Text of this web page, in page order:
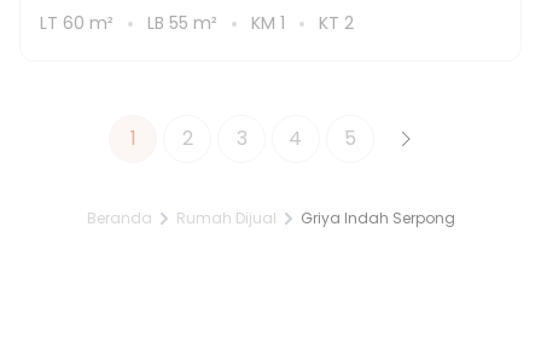
LT 60 m² LB 55 m² KM 1 KT 2
1 2 3 4 5
Beranda Rumah Dijual Griya Indah Serpong